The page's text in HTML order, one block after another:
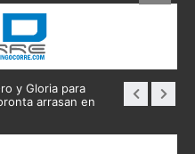
y Gloria para
arrasan en